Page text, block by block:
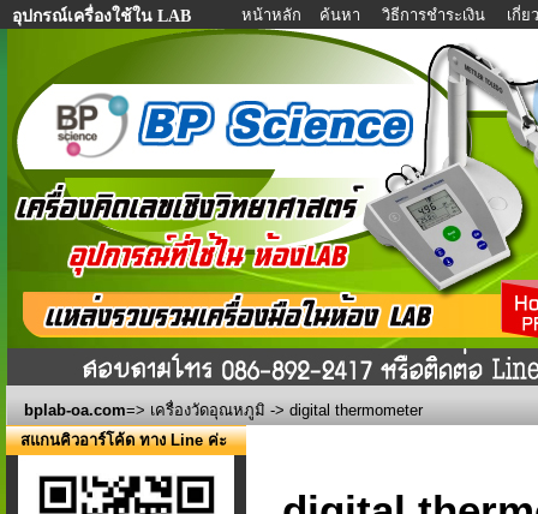
อุปกรณ์เครื่องใช้ใน LAB หน้าหลัก ค้นหา วิธีการชำระเงิน เกี่ย
bplab-oa.com=> เครื่องวัดอุณหภูมิ -> digital thermometer
สแกนคิวอาร์โค้ด ทาง Line ค่ะ